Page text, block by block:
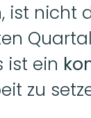
ist nicht
ist ein
zu